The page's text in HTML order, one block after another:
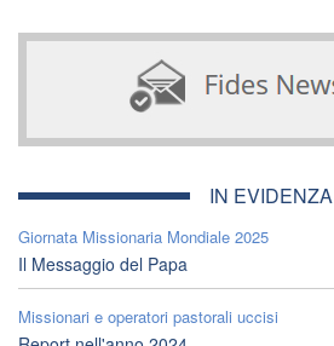
IN EVIDENZA
Giornata Missionaria Mondiale 2025
Il Messaggio del Papa
Missionari e operatori pastorali uccisi